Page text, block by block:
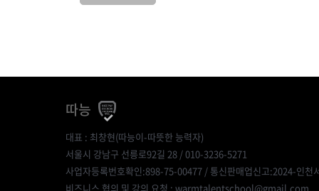
따능
대표 : 최창현(따능이-따뜻한 능력자)
서울시 강남구 선릉로92길 28 / 010-3236-5271
사업자등록번호확인:898-75-00477 / 통신판매업신고:2024-인천
비즈니스 협의 및 강의 요청 : warmtalentschool@gmail.com